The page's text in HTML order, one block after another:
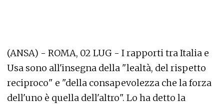
(ANSA) - ROMA, 02 LUG - I rapporti tra Italia e
Usa sono all'insegna della "lealtà, del rispetto
reciproco" e "della consapevolezza che la forza
dell'uno è quella dell'altro". Lo ha detto la